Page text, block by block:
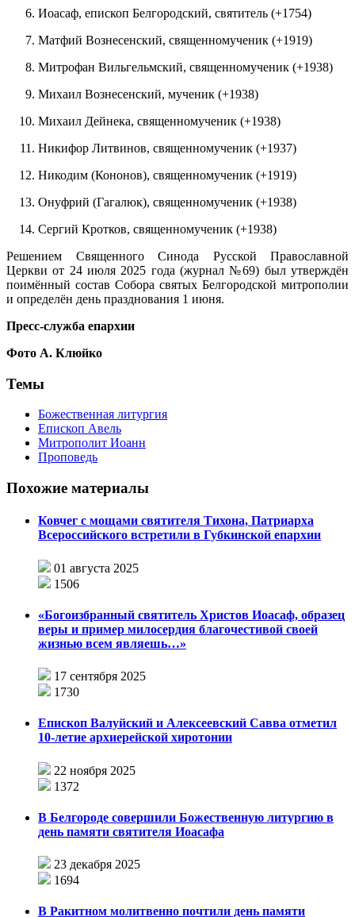
Иоасаф, епископ Белгородский, святитель (+1754)
Матфий Вознесенский, священномученик (+1919)
Митрофан Вильгельмский, священномученик (+1938)
Михаил Вознесенский, мученик (+1938)
Михаил Дейнека, священномученик (+1938)
Никифор Литвинов, священномученик (+1937)
Никодим (Кононов), священномученик (+1919)
Онуфрий (Гагалюк), священномученик (+1938)
Сергий Кротков, священно­мученик (+1938)
Решением Священного Синода Русской Православной
Церкви от 24 июля 2025 года (журнал №69) был утверждён
поимённый состав Собора святых Белгородской митрополии
и определён день празднования 1 июня.
Пресс-служба епархии
Фото А. Клюйко
Темы
Божественная литургия
Епископ Авель
Митрополит Иоанн
Проповедь
Похожие материалы
Ковчег с мощами святителя Тихона, Патриарха
Всероссийского встретили в Губкинской епархии
01 августа 2025
1506
«Богоизбранный святитель Христов Иоасаф, образец
веры и пример милосердия благочестивой своей
жизнью всем являешь…»
17 сентября 2025
1730
Епископ Валуйский и Алексеевский Савва отметил
10-летие архиерейской хиротонии
22 ноября 2025
1372
В Белгороде совершили Божественную литургию в
день памяти святителя Иоасафа
23 декабря 2025
1694
В Ракитном молитвенно почтили день памяти